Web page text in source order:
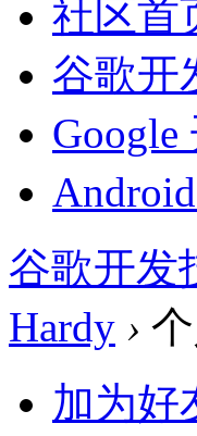
社区首
谷歌开
Google
谷歌开发
Hardy ›
加为好